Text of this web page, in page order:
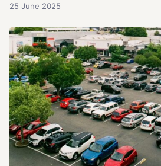
25 June 2025